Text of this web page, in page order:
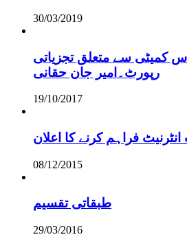
30/03/2019
کمیٹی سے متعلق تجزیاتی
رپورٹ۔امیر جان حقانی
19/10/2017
فراہم کرنے کا اعلان
08/12/2015
طبقاتی تقسیم
29/03/2016